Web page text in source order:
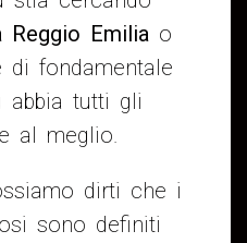
Reggio Emilia o
di fondamentale
abbia tutti gli
al meglio.
dirti che i
sono definiti